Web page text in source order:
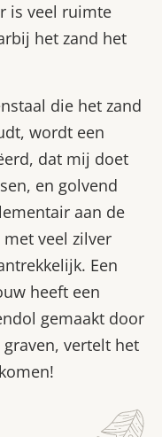
is veel ruimte
het zand het
die het zand
wordt een
dat mij doet
en golvend
aan de
veel zilver
Een
heeft een
gemaakt door
graven, vertelt het